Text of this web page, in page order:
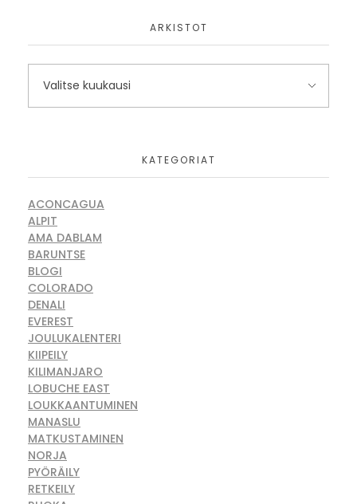
ARKISTOT
KATEGORIAT
ACONCAGUA
ALPIT
AMA DABLAM
BARUNTSE
BLOGI
COLORADO
DENALI
EVEREST
JOULUKALENTERI
KIIPEILY
KILIMANJARO
LOBUCHE EAST
LOUKKAANTUMINEN
MANASLU
MATKUSTAMINEN
NORJA
PYÖRÄILY
RETKEILY